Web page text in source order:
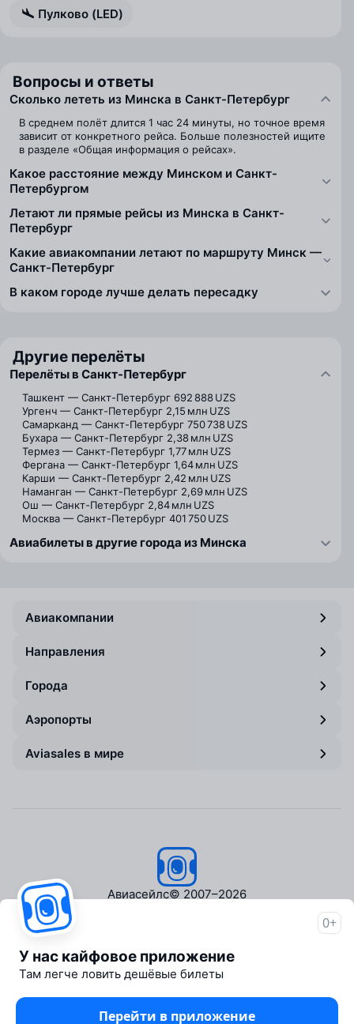
Пулково (LED)
Вопросы и ответы
Сколько лететь из Минска в Санкт-Петербург
В среднем полёт длится 1 час 24 минуты, но точное время
зависит от конкретного рейса. Больше полезностей ищите
в разделе «Общая информация о рейсах».
Какое расстояние между Минском и Санкт-
Петербургом
Летают ли прямые рейсы из Минска в Санкт-
Петербург
Какие авиакомпании летают по маршруту Минск —
Санкт-Петербург
В каком городе лучше делать пересадку
Другие перелёты
Перелёты в Санкт-Петербург
Ташкент — Санкт-Петербург 692 888 UZS
Ургенч — Санкт-Петербург 2,15 млн UZS
Самарканд — Санкт-Петербург 750 738 UZS
Бухара — Санкт-Петербург 2,38 млн UZS
Термез — Санкт-Петербург 1,77 млн UZS
Фергана — Санкт-Петербург 1,64 млн UZS
Карши — Санкт-Петербург 2,42 млн UZS
Наманган — Санкт-Петербург 2,69 млн UZS
Ош — Санкт-Петербург 2,84 млн UZS
Москва — Санкт-Петербург 401 750 UZS
Авиабилеты в другие города из Минска
Авиакомпании
Направления
Города
Аэропорты
Aviasales в мире
Авиасейлс© 2007–2026
Пресс‑центр
Travelpayouts
Партнёрская программа
Медиа Yo'lovchi
Трэвел‑медиа Aviasales.uz
0+
У нас кайфовое приложение
Там легче ловить дешёвые билеты
Перейти в приложение